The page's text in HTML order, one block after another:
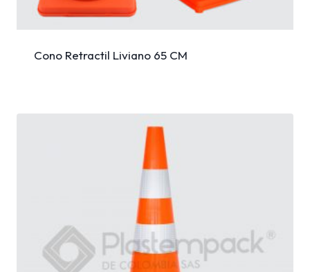
Cono Retractil Liviano 65 CM